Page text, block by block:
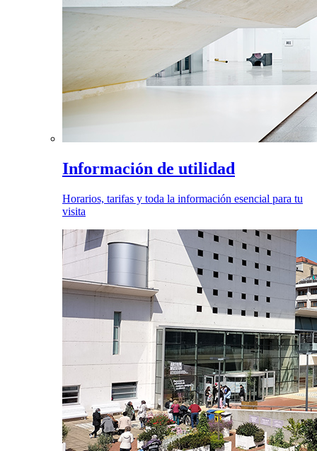
Información de utilidad
Horarios, tarifas y toda la información esencial para tu
visita